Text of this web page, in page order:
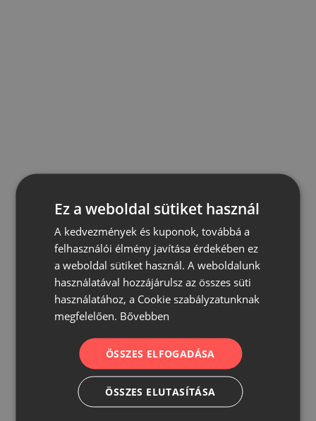
500
Ez a weboldal sütiket használ
A kedvezmények és kuponok, továbbá a
felhasználói élmény javítása érdekében ez
a weboldal sütiket használ. A weboldalunk
használatával hozzájárulsz az összes süti
használatához, a Cookie szabályzatunknak
megfelelően. Bővebben
ÖSSZES ELFOGADÁSA
ÖSSZES ELUTASÍTÁSA